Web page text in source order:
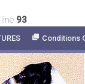
93
Conditions